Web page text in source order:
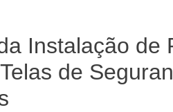
Instalação de
de